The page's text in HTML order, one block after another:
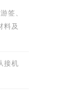
签、
料及
接机